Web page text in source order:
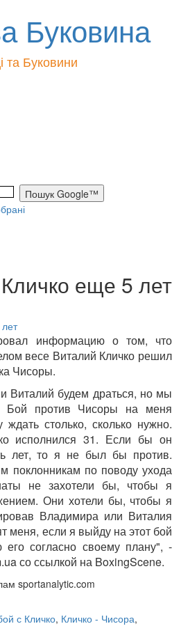
Буковина
та Буковини
еще 5 лет
информацию о том, что
весе Виталий Кличко решил
Чисоры.
Виталий будем драться, но мы
Бой против Чисоры на меня
столько, сколько нужно.
исполнился 31. Если бы он
лет, то я не был бы против.
поклонникам по поводу ухода
не захотели бы, чтобы я
Они хотели бы, чтобы я
Владимира или Виталия
меня, если я выйду на этот бой
согласно своему плану", -
со ссылкой на BoxingScene.
sportanalytic.com
с Кличко, Кличко - Чисора,